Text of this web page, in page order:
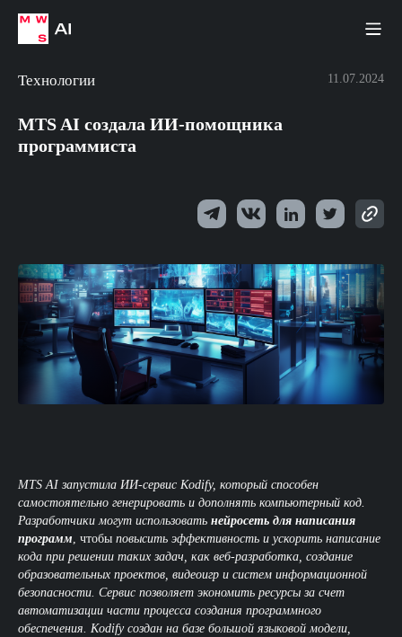
Технологии 11.07.2024
MTS AI создала ИИ-помощника
программиста
MTS AI запустила ИИ-сервис Kodify, который способен
самостоятельно генерировать и дополнять компьютерный код.
Разработчики могут использовать нейросеть для написания
программ, чтобы повысить эффективность и ускорить написание
кода при решении таких задач, как веб-разработка, создание
образовательных проектов, видеоигр и систем информационной
безопасности. Сервис позволяет экономить ресурсы за счет
автоматизации части процесса создания программного
обеспечения. Kodify создан на базе большой языковой модели,